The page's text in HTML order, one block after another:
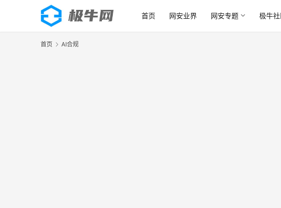
首页 网安业界 网安专题 极牛
首页 AI合规